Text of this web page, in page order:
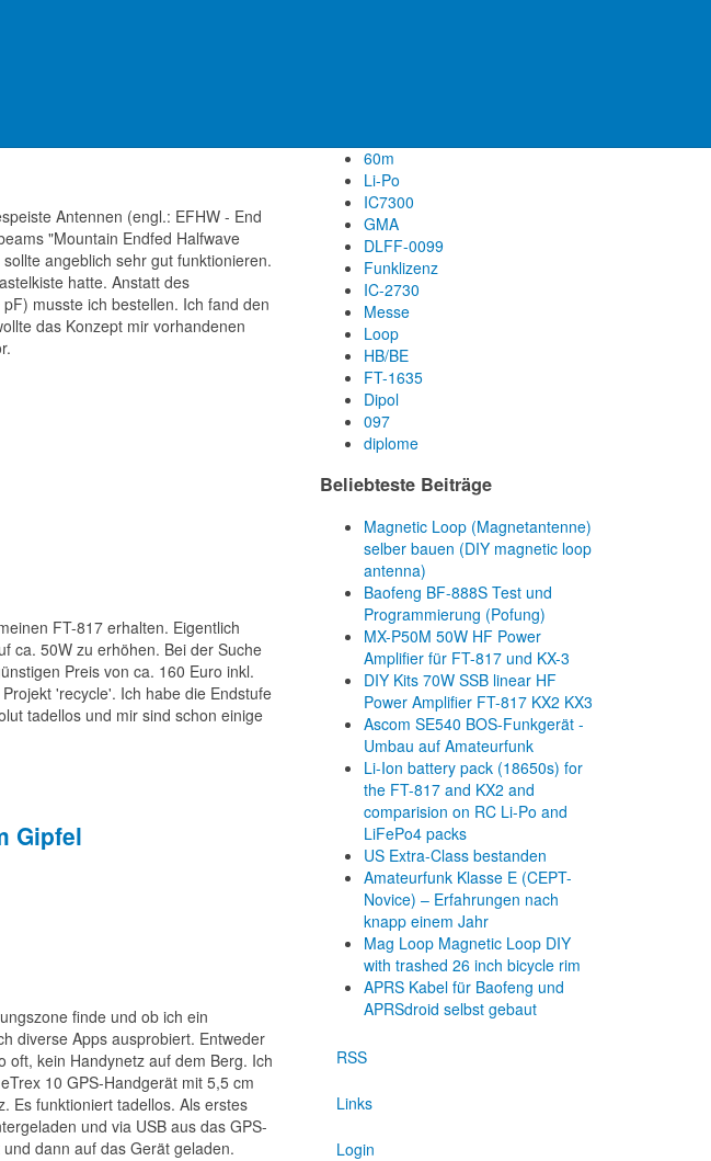
Antennen (engl.: EFHW - End
"Mountain Endfed Halfwave
angeblich sehr gut funktionieren.
hatte. Anstatt des
musste ich bestellen. Ich fand den
das Konzept mir vorhandenen
FT-817 erhalten. Eigentlich
ca. 50W zu erhöhen. Bei der Suche
Preis von ca. 160 Euro inkl.
'recycle'. Ich habe die Endstufe
tadellos und mir sind schon einige
Gipfel
finde und ob ich ein
diverse Apps ausprobiert. Entweder
oft, kein Handynetz auf dem Berg. Ich
10 GPS-Handgerät mit 5,5 cm
Es funktioniert tadellos. Als erstes
und via USB aus das GPS-
dann auf das Gerät geladen.
60m
Li-Po
IC7300
GMA
DLFF-0099
Funklizenz
IC-2730
Messe
Loop
HB/BE
FT-1635
Dipol
097
diplome
Beliebteste Beiträge
Magnetic Loop (Magnetantenne)
selber bauen (DIY magnetic loop
antenna)
Baofeng BF-888S Test und
Programmierung (Pofung)
MX-P50M 50W HF Power
Amplifier für FT-817 und KX-3
DIY Kits 70W SSB linear HF
Power Amplifier FT-817 KX2 KX3
Ascom SE540 BOS-Funkgerät -
Umbau auf Amateurfunk
Li-Ion battery pack (18650s) for
the FT-817 and KX2 and
comparision on RC Li-Po and
LiFePo4 packs
US Extra-Class bestanden
Amateurfunk Klasse E (CEPT-
Novice) – Erfahrungen nach
knapp einem Jahr
Mag Loop Magnetic Loop DIY
with trashed 26 inch bicycle rim
APRS Kabel für Baofeng und
APRSdroid selbst gebaut
RSS
Links
Login